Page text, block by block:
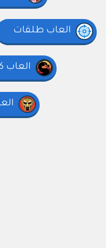
العاب طلقات
العاب